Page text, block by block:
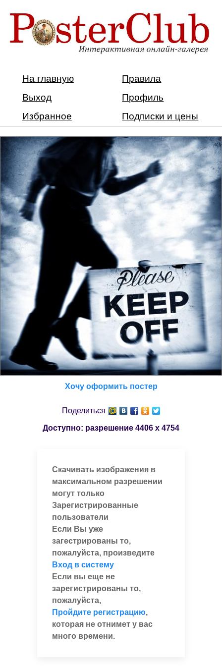
На главную
Правила
Выход
Профиль
Избранное
Подписки и цены
Хочу оформить постер
Поделиться
Доступно: разрешение 4406 x 4754
Скачивать изображения в
максимальном разрешении
могут только
Зарегистрированные
пользователи
Если Вы уже
загестрированы то,
пожалуйста, произведите
Вход в систему
Если вы еще не
зарегистрированы то,
пожалуйста,
Пройдите регистрацию,
которая не отнимет у вас
много времени.